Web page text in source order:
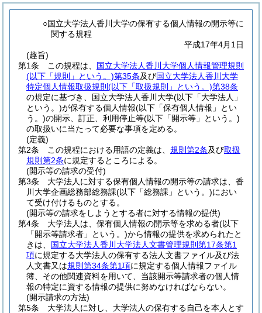
○国立大学法人香川大学の保有する個人情報の開示等に
関する規程
平成17年4月1日
(趣旨)
第1条
この規程は、 国立大学法人香川大学個人情報管理規則
(以下「規則」という。)第35条及び国立大学法人香川大学
特定個人情報取扱規則 (以下「取扱規則」という。)第38条
の規定に基づき、国立大学法人香川大学(以下「大学法人」
という。)が保有する個人情報(以下「保有個人情報」とい
う。)の開示、訂正、利用停止等(以下「開示等」という。)
の取扱いに当たって必要な事項を定める。
(定義)
第2条
この規程における用語の定義は、 規則第2条及び取扱
規則第2条に規定するところによる。
(開示等の請求の受付)
第3条
大学法人に対する保有個人情報の開示等の請求は、香
川大学企画総務部総務課(以下「総務課」という。)におい
て受け付けるものとする。
(開示等の請求をしようとする者に対する情報の提供)
第4条
大学法人は、保有個人情報の開示等を求める者(以下
「開示等請求者」という。)から情報の提供を求められたと
きは、 国立大学法人香川大学法人文書管理規則第17条第1
項に規定する大学法人の保有する法人文書ファイル及び法
人文書又は規則第34条第1項に規定する個人情報ファイル
簿、その他関連資料を用いて、当該開示等請求者の個人情
報の特定に資する情報の提供に努めなければならない。
(開示請求の方法)
第5条
大学法人に対し、大学法人の保有する自己を本人とす